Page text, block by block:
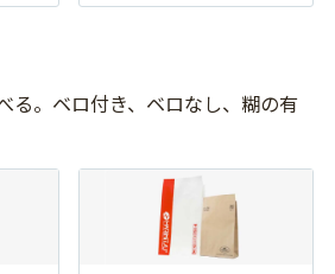
る。ベロ付き、ベロなし、糊の有